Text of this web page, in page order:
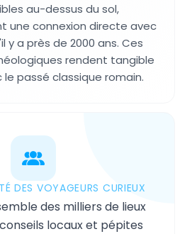
au-dessus du sol,
une connexion directe avec
y a près de 2000 ans. Ces
rendent tangible
le passé classique romain.
DES VOYAGEURS CURIEUX
des milliers de lieux
locaux et pépites